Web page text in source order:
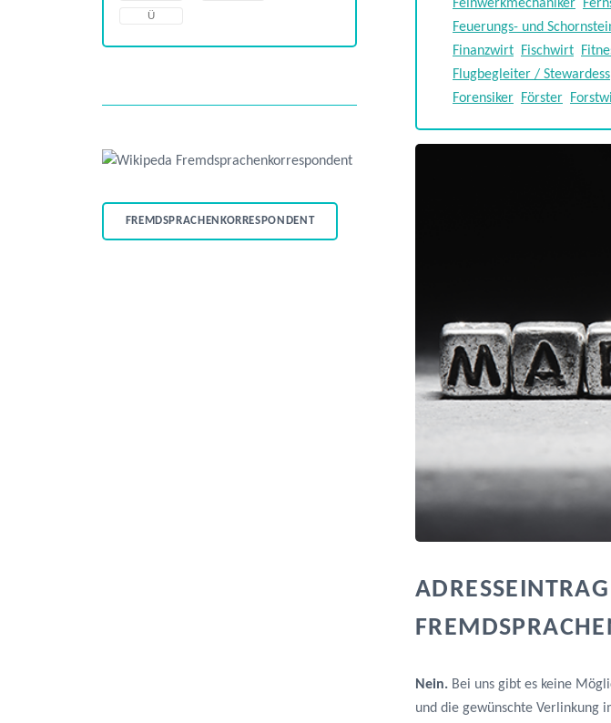
Feinwerkmechaniker
Feuerungs- und
Finanzwirt Fischwirt
Flugbegleiter / Stewardess
Forensiker Förster
Nein. Bei uns gibt es keine
und die gewünschte Verlinkung
Ü
FREMDSPRACHENKORRESPONDENT